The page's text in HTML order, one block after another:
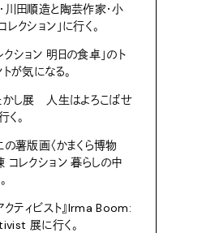
川田順造と陶芸作家・小
クション」に行く。
クション 明日の食卓」のト
が気になる。
かし展 人生はよろこばせ
く。
の薯版画〈かまくら博物
コレクション 暮らしの中
クティビスト』Irma Boom:
展に行く。